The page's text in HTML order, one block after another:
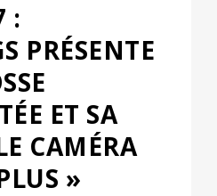
:
PRÉSENTE
ET SA
CAMÉRA
»